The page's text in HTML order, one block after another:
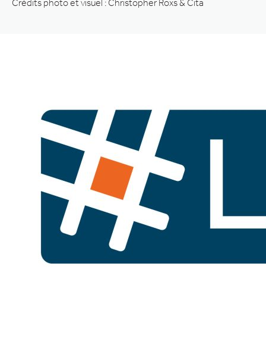
Crédits photo et visuel : Christopher Roxs & Cita